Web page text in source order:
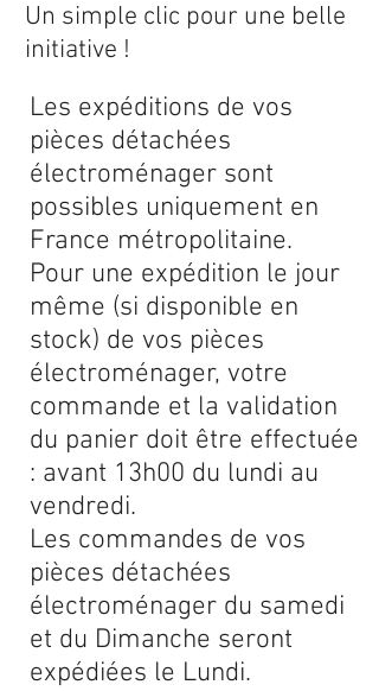
Les expéditions de vos
pièces détachées
électroménager sont
possibles uniquement en
France métropolitaine.
Pour une expédition le jour
même (si disponible en
stock) de vos pièces
électroménager, votre
commande et la validation
du panier doit être effectuée
: avant 13h00 du lundi au
vendredi.
Les commandes de vos
pièces détachées
électroménager du samedi
et du Dimanche seront
expédiées le Lundi.
Un simple clic pour une belle
initiative !